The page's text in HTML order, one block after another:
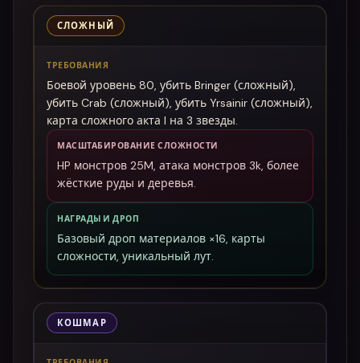
СЛОЖНЫЙ
ТРЕБОВАНИЯ
Боевой уровень 80, убить Bringer (сложный),
убить Crab (сложный), убить Yrsainir (сложный),
карта сложного акта I на 3 звезды.
МАСШТАБИРОВАНИЕ СЛОЖНОСТИ
HP монстров 25M, атака монстров 3k, более
жёсткие руды и деревья.
НАГРАДЫ И ДРОП
Базовый дроп материалов ×16, карты
сложности, уникальный лут.
КОШМАР